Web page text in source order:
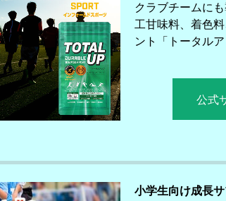
クラブチームに
工甘味料、着色
ント「トータルア
公式
小学生向け成長